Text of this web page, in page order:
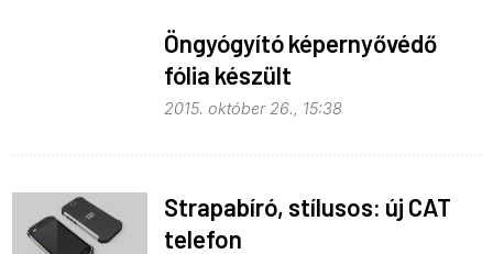
Öngyógyító képernyővédő
fólia készült
2015. október 26., 15:38
Strapabíró, stílusos: új CAT
telefon